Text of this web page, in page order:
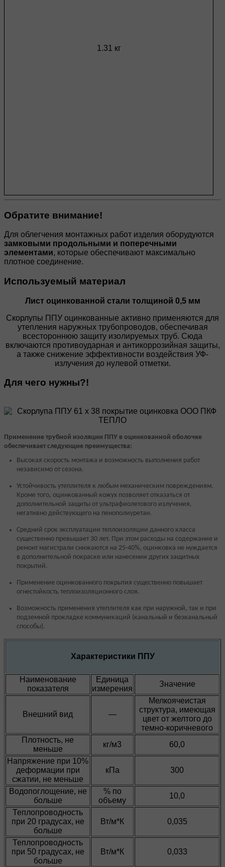
1.31 кг
Обратите внимание!
Для облегчения монтажных работ изделия оборудуются
замковыми продольными и поперечными
элементами, которые обеспечивают максимально
плотное соединение.
Используемый материал
Лист оцинкованной стали толщиной 0,5 мм
Скорлупы ППУ оцинкованные активно применяются для
утепления наружных трубопроводов, обеспечивая
всестороннюю защиту изолируемых труб. Сюда
включаются противоударная и антикоррозийная защиты,
а также снижение эффективности воздействия УФ-
излучения до нулевой отметки.
Для чего нужны?!
Применение трубной изоляции ППУ в оцинкованной оболочке
обеспечивает следующие преимущества:
Высокая скорость монтажа и возможность выполнения работ
независимо от сезона.
Устойчивость утеплителя к любым механическим повреждениям.
Кроме того, оцинкованный кожух позволяет отказаться от
дополнительной защиты от ультрафиолетового излучения,
негативно действующего на пенополиуретан.
Средний срок эксплуатации теплоизоляции данного класса
существенно превышает 30 лет. При этом расходы на содержание и
ремонт магистрали снижаются на 25-40%, оцинковка не нуждается
в дополнительной покраске или нанесении других защитных
покрытий.
Применение оцинкованного покрытия существенно повышает
огнестойкость теплоизоляционного слоя.
Возможность применения утеплителя как при наружной, так и при
подземной прокладке коммуникаций (канальный и безканальный
способы).
Характеристики ППУ
Наименование
показателя
Единица
измерения
Значение
Внешний вид —
Мелкоячеистая
структура, имеющая
цвет от желтого до
темно-коричневого
Плотность, не
меньше
кг/м3
60,0
Напряжение при 10%
деформации при
сжатии, не меньше
кПа 300
Водопоглощение, не
больше
% по
объему
10,0
Теплопроводность
при 20 градусах, не
больше
Вт/м*К 0,035
Теплопроводность
при 50 градусах, не
больше
Вт/м*К 0,033